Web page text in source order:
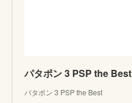
パタポン 3 PSP the Best
パタポン 3 PSP the Best